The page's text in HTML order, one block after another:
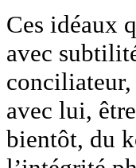
Ces idéaux
avec
conciliateur,
avec lui,
bientôt, du